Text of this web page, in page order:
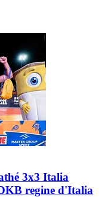
3x3 Italia
regine d'Italia